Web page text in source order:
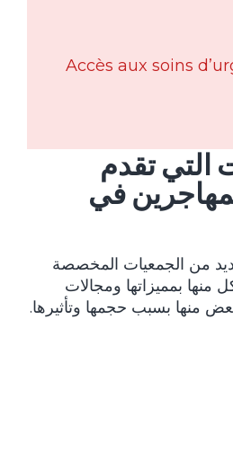
Accès aux soins
التي تقدم
في
من الجمعيات المخصصة
منها بمميزاتها ومجالات
بعض منها بسبب حجمها وتأثيرها.